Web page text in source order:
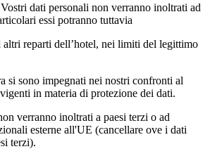
dati personali non verranno inoltrati ad
essi potranno tuttavia
reparti dell’hotel, nei limiti del legittimo
si sono impegnati nei nostri confronti al
in materia di protezione dei dati.
verranno inoltrati a paesi terzi o ad
esterne all'UE (cancellare ove i dati
terzi).